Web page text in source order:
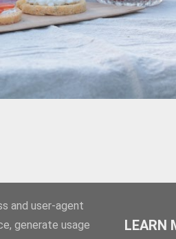
and user-agent
generate usage
LEARN